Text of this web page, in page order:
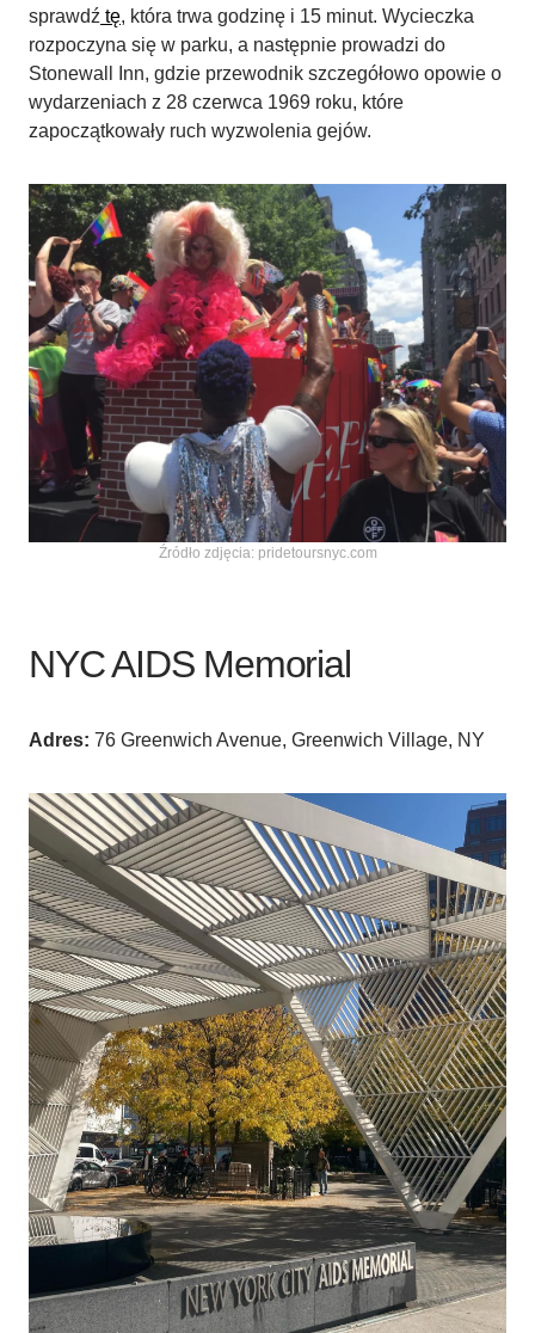
sprawdź tę, która trwa godzinę i 15 minut. Wycieczka
rozpoczyna się w parku, a następnie prowadzi do
Stonewall Inn, gdzie przewodnik szczegółowo opowie o
wydarzeniach z 28 czerwca 1969 roku, które
zapoczątkowały ruch wyzwolenia gejów.
Źródło zdjęcia: pridetoursnyc.com
NYC AIDS Memorial
Adres: 76 Greenwich Avenue, Greenwich Village, NY